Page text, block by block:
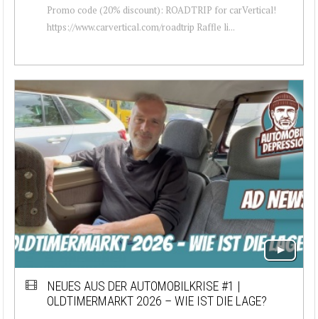
Promo code (20% discount): ROADTRIP for carVertical!
https://www.carvertical.com/roadtrip Raffle li...
NEUES AUS DER AUTOMOBILKRISE #1 |
OLDTIMERMARKT 2026 – WIE IST DIE LAGE?